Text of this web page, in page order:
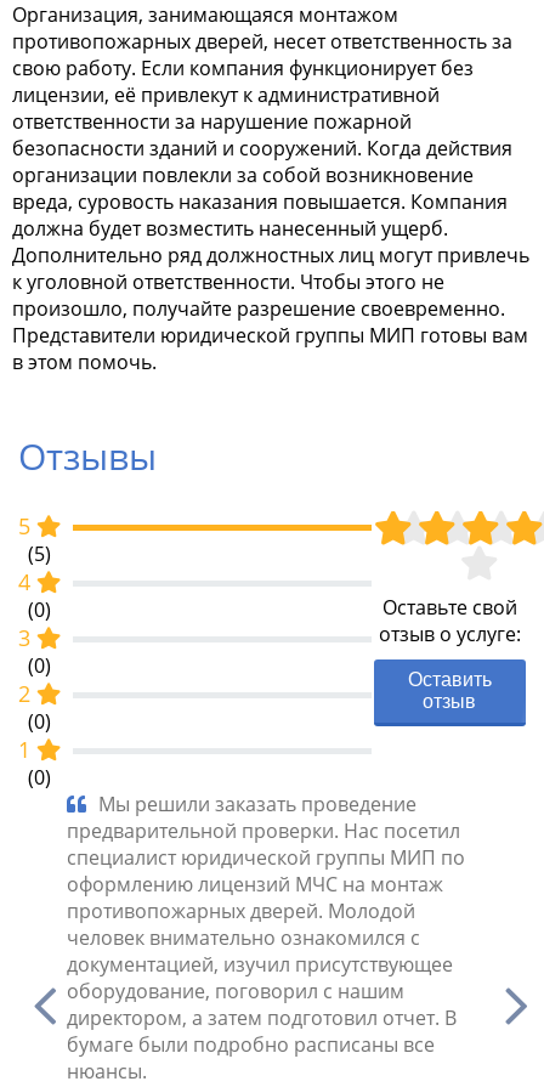
Организация, занимающаяся монтажом
противопожарных дверей, несет ответственность за
свою работу. Если компания функционирует без
лицензии, её привлекут к административной
ответственности за нарушение пожарной
безопасности зданий и сооружений. Когда действия
организации повлекли за собой возникновение
вреда, суровость наказания повышается. Компания
должна будет возместить нанесенный ущерб.
Дополнительно ряд должностных лиц могут привлечь
к уголовной ответственности. Чтобы этого не
произошло, получайте разрешение своевременно.
Представители юридической группы МИП готовы вам
в этом помочь.
Отзывы
5
(5)
4
(0)
3
(0)
2
(0)
1
(0)
Оставьте свой
отзыв о услуге:
Оставить
отзыв
Мы решили заказать проведение
предварительной проверки. Нас посетил
специалист юридической группы МИП по
оформлению лицензий МЧС на монтаж
противопожарных дверей. Молодой
человек внимательно ознакомился с
документацией, изучил присутствующее
оборудование, поговорил с нашим
директором, а затем подготовил отчет. В
бумаге были подробно расписаны все
нюансы.